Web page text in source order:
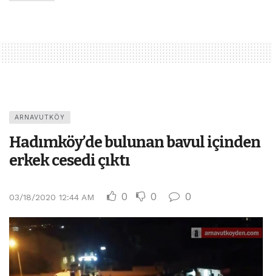
ARNAVUTKÖY
Hadımköy’de bulunan bavul içinden
erkek cesedi çıktı
03/18/2020 12:44 AM 0 0 0